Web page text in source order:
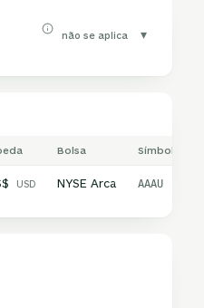
não se aplica ▾
Bolsa Símbolo
USD NYSE Arca AAAU